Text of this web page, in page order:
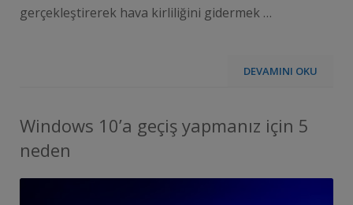
gerçekleştirerek hava kirliliğini gidermek …
DEVAMINI OKU
Windows 10’a geçiş yapmanız için 5
neden